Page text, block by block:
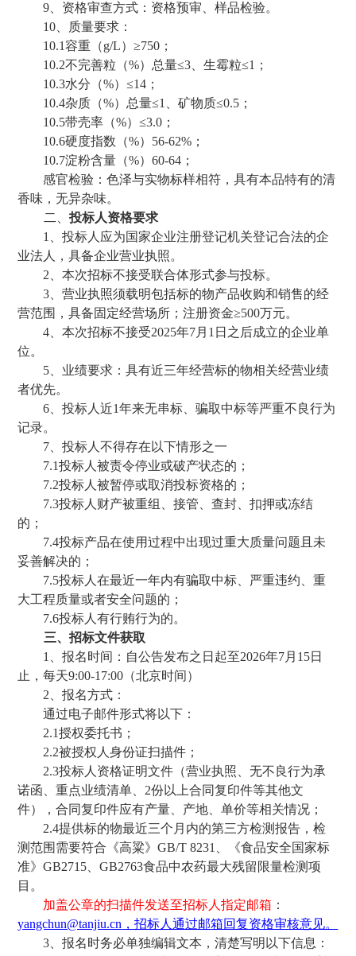
9、资格审查方式：资格预审 、样品检验。
10、质量要求：
10.1容重 （g/L）≥750 ；
10.2不完善粒 （%）总量≤3、生霉粒≤1；
10.3水分（%）≤14 ；
10.4杂质（%）总量≤1 、矿物质≤0.5；
10.5带壳率 （%）≤3.0 ；
10.6硬度指数 （%） 56-62%；
10.7淀粉含量 （%）60-64 ；
感官检验：色泽与实物标样相符，具有本品特有的清
香味，无异杂味。
二、 投标人资格要求
1、投标人应为国家企业注册登记机关登记合法的企
业法人，具备企业营业执照。
2、本次招标不接受联合体形式参与投标。
3、营业执照须载明包括标的物产品收购和销售的经
营范围，具备固定经营场所；注册资金≥500万元。
4 、本次招标不接受2025年7月 1日之后成立的企业单
位。
5 、业绩要求：具有近三年经营标的物相关经营业绩
者优先。
6 、投标人近1年来无串标、骗取中标等严重不良行为
记录。
7 、投标人不得存在以下情形之一
7.1投标人被责令停业或破产状态的；
7.2投标人被暂停或取消投标资格的；
7.3投标人财产被重组、接管、查封、扣押或冻结
的；
7.4投标产品在使用过程中出现过重大质量问题且未
妥善解决的；
7.5投标人在最近一年内有骗取中标、严重违约、重
大工程质量或者安全问题的；
7.6投标人有行贿行为的。
三、招标文件获取
1、报名时间：自公告发布之日起至2026年7月 15日
止，每天9:00-17:00（北京时间）
2、报名方式：
通过电子邮件形式将以下 ：
2.1授权委托书 ；
2.2被授权人身份证扫描件 ；
2.3投标人资格证明文件（营业执照、无不良行为承
诺函、重点业绩清单、 2份以上合同复印件等其他文
件）
，合同复印件应有产量、 产地、单价等相关情况 ；
2.4提供标的物最近三个月内的第三方检测报告，检
测范围需要符合《高粱》GB/T 8231 《食品安全国家标
准》GB2715 、GB2763食品中农药最大残留限量检测项
目。
加盖公章的扫描件发送至招标人指定邮箱 ：
yangchun@tanjiu.cn ，招标人通过邮箱回复资格审核意见。
3、报名时务必单独编辑文本，清楚写明以下信息：